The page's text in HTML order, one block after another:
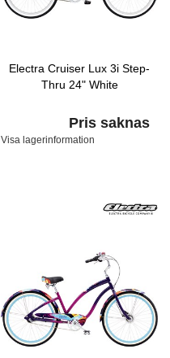
Electra Cruiser Lux 3i Step-
Thru 24" White
Pris saknas
Visa lagerinformation